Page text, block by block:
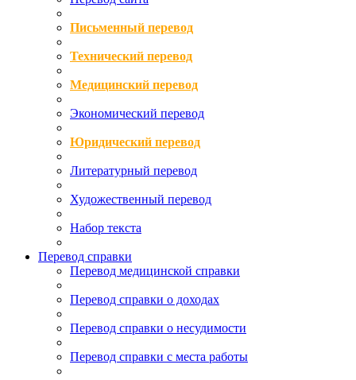
Письменный перевод
Технический перевод
Медицинский перевод
Экономический перевод
Юридический перевод
Литературный перевод
Художественный перевод
Набор текста
Перевод справки
Перевод медицинской справки
Перевод справки о доходах
Перевод справки о несудимости
Перевод справки с места работы